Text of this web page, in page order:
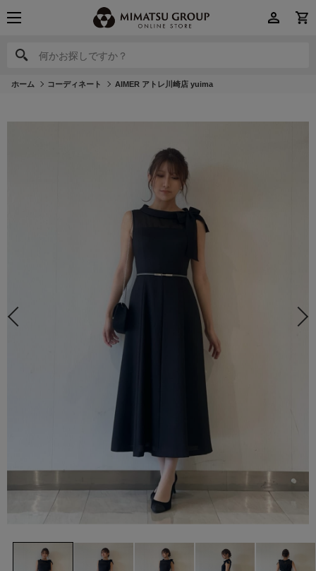
何かお探しですか？
何かお探しですか？
ホーム コーディネート AIMER アトレ川崎店 yuima